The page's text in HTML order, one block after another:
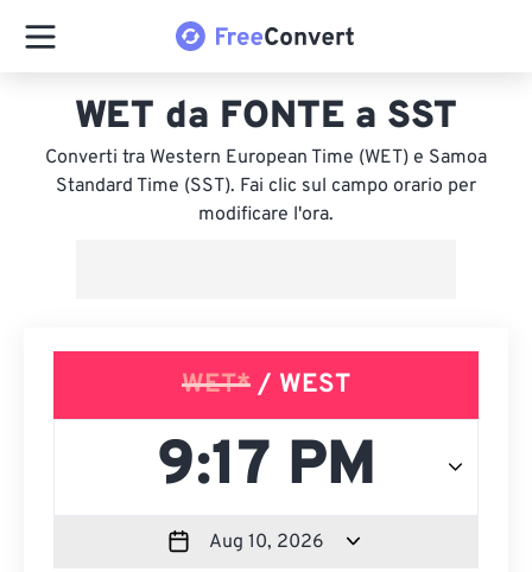
WET da FONTE a SST
Converti tra Western European Time (WET) e Samoa
Standard Time (SST). Fai clic sul campo orario per
modificare l'ora.
WET* / WEST